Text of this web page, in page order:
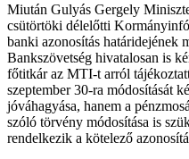
Miután Gulyás Gergely
csütörtöki délelőtti
banki azonosítás határidejének
Bankszövetség hivatalosan is
főtitkár az MTI-t arról
szeptember 30-ra módosítását
jóváhagyása, hanem a
szóló törvény módosítása is
rendelkezik a kötelező